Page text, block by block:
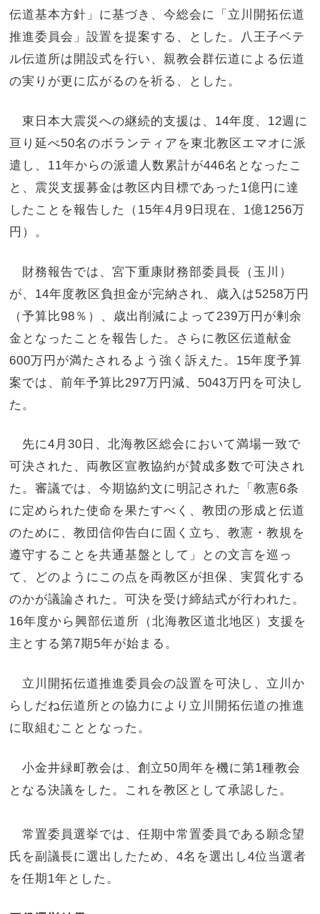
伝道基本方針」に基づき、今総会に「立川開拓伝道
推進委員会」設置を提案する、とした。八王子ベテ
ル伝道所は開設式を行い、親教会群伝道による伝道
の実りが更に広がるのを祈る、とした。
東日本大震災への継続的支援は、14年度、12週に
亘り延べ50名のボランティアを東北教区エマオに派
遣し、11年からの派遣人数累計が446名となったこ
と、震災支援募金は教区内目標であった1億円に達
したことを報告した（15年4月9日現在、1億1256万
円）。
財務報告では、宮下重康財務部委員長（玉川）
が、14年度教区負担金が完納され、歳入は5258万円
（予算比98％）、歳出削減によって239万円が剰余
金となったことを報告した。さらに教区伝道献金
600万円が満たされるよう強く訴えた。15年度予算
案では、前年予算比297万円減、5043万円を可決し
た。
先に4月30日、北海教区総会において満場一致で
可決された、両教区宣教協約が賛成多数で可決され
た。審議では、今期協約文に明記された「教憲6条
に定められた使命を果たすべく、教団の形成と伝道
のために、教団信仰告白に固く立ち、教憲・教規を
遵守することを共通基盤として」との文言を巡っ
て、どのようにこの点を両教区が担保、実質化する
のかが議論された。可決を受け締結式が行われた。
16年度から興部伝道所（北海教区道北地区）支援を
主とする第7期5年が始まる。
立川開拓伝道推進委員会の設置を可決し、立川か
らしだね伝道所との協力により立川開拓伝道の推進
に取組むこととなった。
小金井緑町教会は、創立50周年を機に第1種教会
となる決議をした。これを教区として承認した。
常置委員選挙では、任期中常置委員である願念望
氏を副議長に選出したため、4名を選出し4位当選者
を任期1年とした。